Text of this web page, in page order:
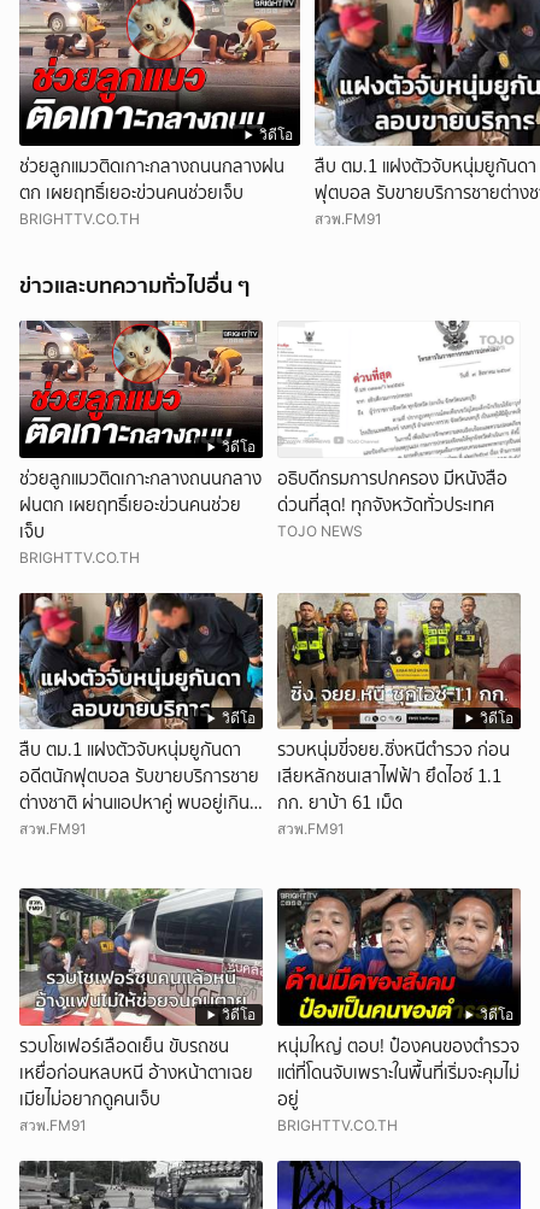
วิดีโอ
ช่วยลูกแมวติดเกาะกลางถนนกลางฝน
ตก เผยฤทธิ์เยอะข่วนคนช่วยเจ็บ
BRIGHTTV.CO.TH
สืบ ตม.1 แฝงตัวจับหนุ่มยูกันด
ฟุตบอล รับขายบริการชายต่าง
แอปหาคู่ พบอยู่เกินกำหนดอนุ
สวพ.FM91
ข่าวและบทความทั่วไปอื่น ๆ
วิดีโอ
ช่วยลูกแมวติดเกาะกลางถนนกลาง
ฝนตก เผยฤทธิ์เยอะข่วนคนช่วย
เจ็บ
BRIGHTTV.CO.TH
อธิบดีกรมการปกครอง มีหนังสือ
ด่วนที่สุด! ทุกจังหวัดทั่วประเทศ
TOJO NEWS
วิดีโอ
สืบ ตม.1 แฝงตัวจับหนุ่มยูกันดา
อดีตนักฟุตบอล รับขายบริการชาย
ต่างชาติ ผ่านแอปหาคู่ พบอยู่เกิน
กำหนดอนุญาต
สวพ.FM91
วิดีโอ
รวบหนุ่มขี่จยย.ซิ่งหนีตำรวจ ก่อน
เสียหลักชนเสาไฟฟ้า ยึดไอซ์ 1.1
กก. ยาบ้า 61 เม็ด
สวพ.FM91
วิดีโอ
รวบโชเฟอร์เลือดเย็น ขับรถชน
เหยื่อก่อนหลบหนี อ้างหน้าตาเฉย
เมียไม่อยากดูคนเจ็บ
สวพ.FM91
วิดีโอ
หนุ่มใหญ่ ตอบ! ป๋องคนของตำรวจ
แต่ที่โดนจับเพราะในพื้นที่เริ่มจะคุมไม่
อยู่
BRIGHTTV.CO.TH